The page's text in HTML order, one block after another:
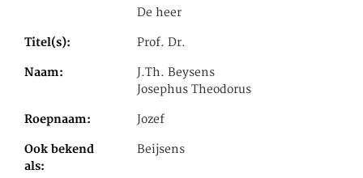
De heer
Titel(s) Prof. Dr.
Naam
J.Th. Beysens
Josephus Theodorus
Roepnaam Jozef
Ook bekend
als
Beijsens